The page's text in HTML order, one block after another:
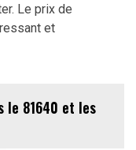
Le prix de
et
le 81640 et les